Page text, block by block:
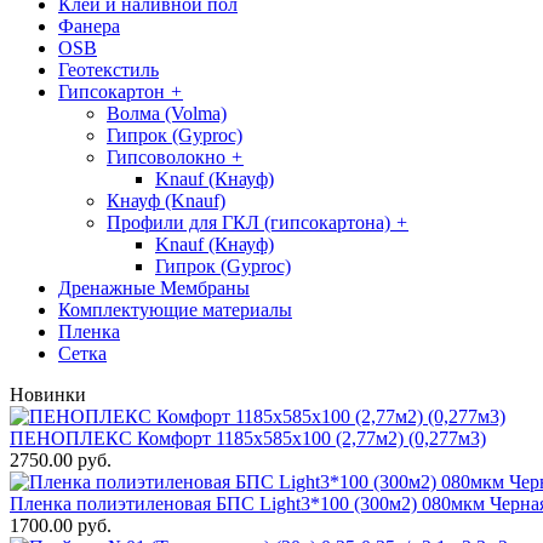
Клей и наливной пол
Фанера
OSB
Геотекстиль
Гипсокартон +
Волма (Volma)
Гипрок (Gyproc)
Гипсоволокно +
Knauf (Кнауф)
Кнауф (Knauf)
Профили для ГКЛ (гипсокартона) +
Knauf (Кнауф)
Гипрок (Gyproc)
Дренажные Мембраны
Комплектующие материалы
Пленка
Сетка
Новинки
ПЕНОПЛЕКС Комфорт 1185х585х100 (2,77м2) (0,277м3)
2750.00 руб.
Пленка полиэтиленовая БПС Light3*100 (300м2) 080мкм
1700.00 руб.